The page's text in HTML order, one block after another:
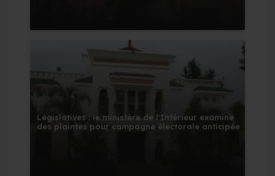
Législatives : le ministère de l'Intérieur examine
des plaintes pour campagne électorale anticipée